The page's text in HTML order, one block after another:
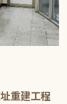
重建工程